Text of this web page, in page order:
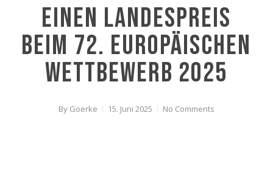
einen Landespreis
beim 72. Europäischen
Wettbewerb 2025
By Goerke 15. Juni 2025 No Comments